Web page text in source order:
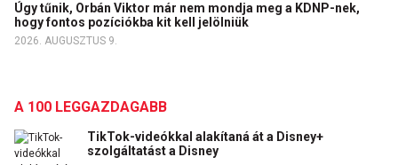
Úgy tűnik, Orbán Viktor már nem mondja meg a KDNP-nek,
hogy fontos pozíciókba kit kell jelölniük
2026. AUGUSZTUS 9.
A 100 LEGGAZDAGABB
TikTok-videókkal alakítaná át a Disney+
szolgáltatást a Disney